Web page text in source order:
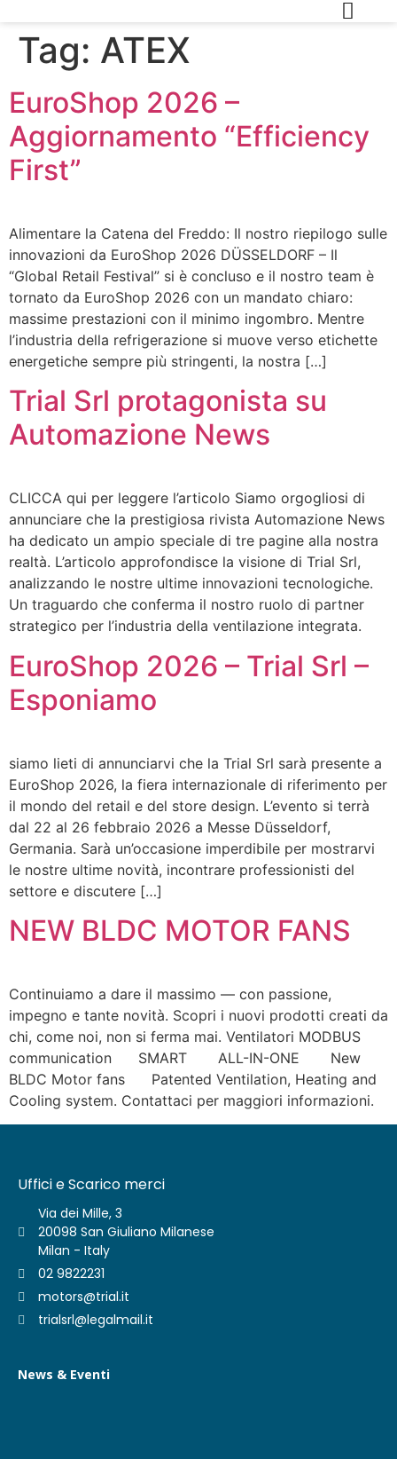
Tag: ATEX
EuroShop 2026 –
Aggiornamento “Efficiency
First”
Alimentare la Catena del Freddo: Il nostro riepilogo sulle
innovazioni da EuroShop 2026 DÜSSELDORF – Il
“Global Retail Festival” si è concluso e il nostro team è
tornato da EuroShop 2026 con un mandato chiaro:
massime prestazioni con il minimo ingombro. Mentre
l’industria della refrigerazione si muove verso etichette
energetiche sempre più stringenti, la nostra […]
Trial Srl protagonista su
Automazione News
CLICCA qui per leggere l’articolo Siamo orgogliosi di
annunciare che la prestigiosa rivista Automazione News
ha dedicato un ampio speciale di tre pagine alla nostra
realtà. L’articolo approfondisce la visione di Trial Srl,
analizzando le nostre ultime innovazioni tecnologiche.
Un traguardo che conferma il nostro ruolo di partner
strategico per l’industria della ventilazione integrata.
EuroShop 2026 – Trial Srl –
Esponiamo
siamo lieti di annunciarvi che la Trial Srl sarà presente a
EuroShop 2026, la fiera internazionale di riferimento per
il mondo del retail e del store design. L’evento si terrà
dal 22 al 26 febbraio 2026 a Messe Düsseldorf,
Germania. Sarà un’occasione imperdibile per mostrarvi
le nostre ultime novità, incontrare professionisti del
settore e discutere […]
NEW BLDC MOTOR FANS
Continuiamo a dare il massimo — con passione,
impegno e tante novità. Scopri i nuovi prodotti creati da
chi, come noi, non si ferma mai. Ventilatori MODBUS
communication SMART ALL-IN-ONE New
BLDC Motor fans Patented Ventilation, Heating and
Cooling system. Contattaci per maggiori informazioni.
Uffici e Scarico merci
Via dei Mille, 3
20098 San Giuliano Milanese
Milan - Italy
02 9822231
motors@trial.it
trialsrl@legalmail.it
News & Eventi